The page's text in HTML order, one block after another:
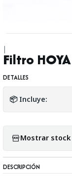
|
Filtro
DETALLES
📦 Incluye:
Mostrar stock
DESCRIPCIÓN